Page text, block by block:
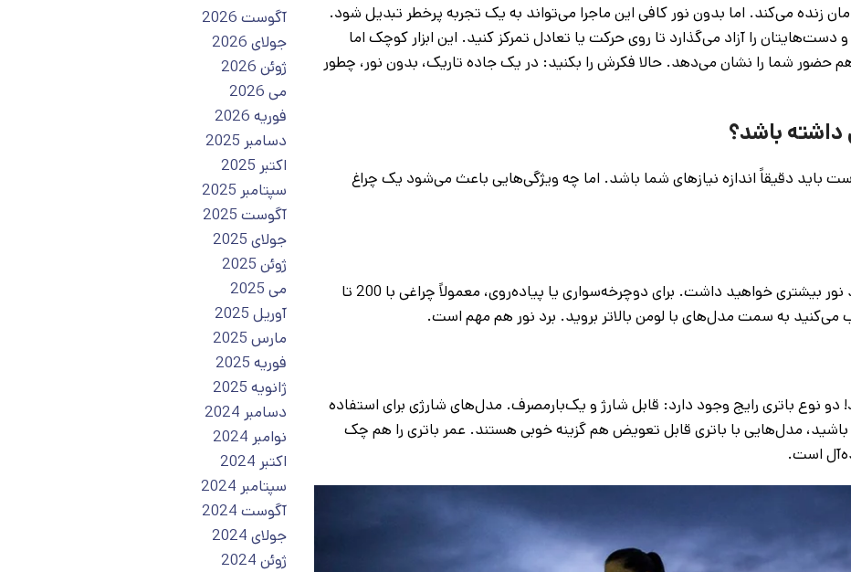
می‌کند. اما بدون نور کافی این ماجرا می‌تواند به یک تجربه پرخطر تبدیل شود.
را آزاد می‌گذارد تا روی حرکت یا تعادل تمرکز کنید. این ابزار کوچک اما
حضور شما را نشان می‌دهد. حالا فکرش را بکنید: در یک جاده تاریک، بدون نور، چطور
باشد؟
دقیقاً اندازه نیازهای شما باشد. اما چه ویژگی‌هایی باعث می‌شود یک چراغ
لومن واحد اندازه‌گیری روشنایی است و هرچه عدد آن بالاتر باشد نور بیشتری خواهید داشت. برای دوچرخه‌سواری یا پیاده‌روی، معمولاً چراغی با 200 تا
نوع باتری رایج وجود دارد: قابل شارژ و یک‌بارمصرف. مدل‌های شارژی برای استفاده
مدل‌هایی با باتری قابل تعویض هم گزینه خوبی هستند. عمر باتری را هم چک
آگوست 2026
جولای 2026
ژوئن 2026
می 2026
فوریه 2026
دسامبر 2025
اکتبر 2025
سپتامبر 2025
آگوست 2025
جولای 2025
ژوئن 2025
می 2025
آوریل 2025
مارس 2025
فوریه 2025
ژانویه 2025
دسامبر 2024
نوامبر 2024
اکتبر 2024
سپتامبر 2024
آگوست 2024
جولای 2024
ژوئن 2024